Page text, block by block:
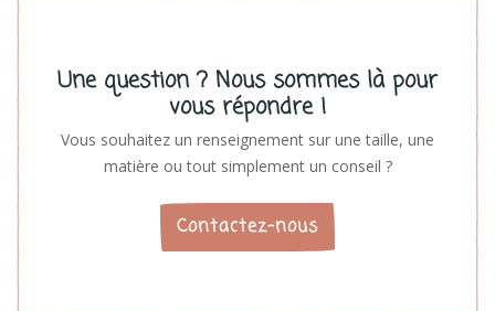
Une question ? Nous sommes là pour
vous répondre !
Vous souhaitez un renseignement sur une taille, une
matière ou tout simplement un conseil ?
Contactez-nous